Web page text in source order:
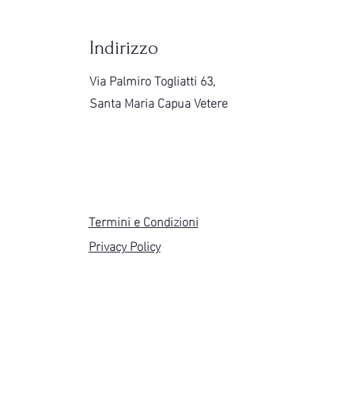
Indirizzo
Via Palmiro Togliatti 63,
Santa Maria Capua Vetere
Termini e Condizioni
Privacy Policy